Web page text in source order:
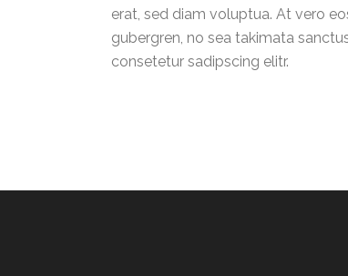
erat, sed diam voluptua. At vero
gubergren, no sea takimata
consetetur sadipscing elitr.